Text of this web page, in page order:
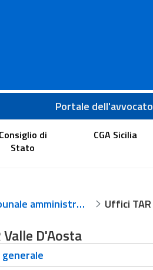
Portale dell'avvocato
Consiglio di
Stato
CGA Sicilia
Tribunale amministrativo regionale per la Valle d'Aosta
D'Aosta